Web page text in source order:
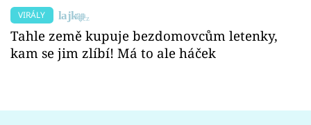
VIRÁLY
Tahle země kupuje bezdomovcům letenky,
kam se jim zlíbí! Má to ale háček